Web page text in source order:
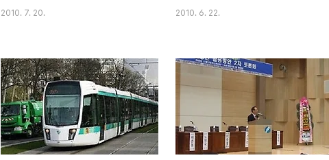
연간 300억 원 이상 되는 적자를 앞으로 30
년 동안 김해시와 부산시가 나누어 부담해야
한다는 소식을 전해드리면서 비슷한 규모로
추진 중인 창원시 도시철도의 적자운영 위험
을 지적한 바 있습니다. 창원시 도시철도는
김해~부산 경전철과 달리 중앙정부 60%, 경
2010. 7. 20.
객을 감안하여 추정하면 연간 300억원 가량
적자를 볼 것으로 예상한다는군요. 그런데,
경전철 개통을 1년여 앞두고 시중에 회자되
는 '적자 해소 방안'을 들어보니 더욱 기가막
힙니다. 지금까지 알려진 대책은 주로 아래와
같은 내용들입니다. ① 김해시내와 부산을 오
2010. 6. 22.